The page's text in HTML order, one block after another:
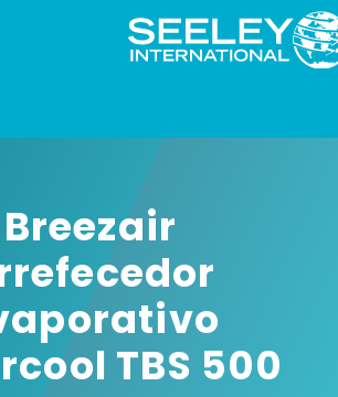
Breezair
TBS 500